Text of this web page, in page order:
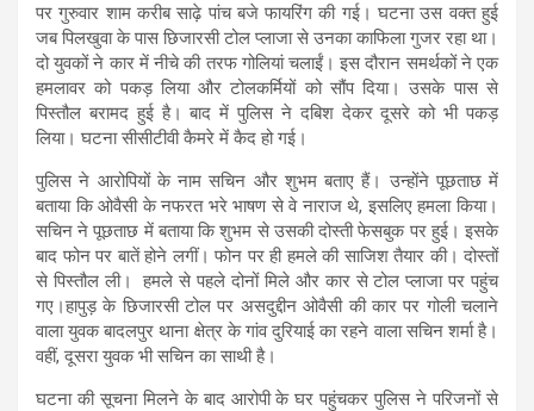
पर गुरुवार शाम करीब साढ़े पांच बजे फायरिंग की गई। घटना उस वक्त हुई
जब पिलखुवा के पास छिजारसी टोल प्लाजा से उनका काफिला गुजर रहा था।
दो युवकों ने कार में नीचे की तरफ गोलियां चलाईं। इस दौरान समर्थकों ने एक
हमलावर को पकड़ लिया और टोलकर्मियों को सौंप दिया। उसके पास से
पिस्तौल बरामद हुई है। बाद में पुलिस ने दबिश देकर दूसरे को भी पकड़
लिया। घटना सीसीटीवी कैमरे में कैद हो गई।
पुलिस ने आरोपियों के नाम सचिन और शुभम बताए हैं। उन्होंने पूछताछ में
बताया कि ओवैसी के नफरत भरे भाषण से वे नाराज थे, इसलिए हमला किया।
सचिन ने पूछताछ में बताया कि शुभम से उसकी दोस्ती फेसबुक पर हुई। इसके
बाद फोन पर बातें होने लगीं। फोन पर ही हमले की साजिश तैयार की। दोस्तों
से पिस्तौल ली। हमले से पहले दोनों मिले और कार से टोल प्लाजा पर पहुंच
गए।हापुड़ के छिजारसी टोल पर असदुद्दीन ओवैसी की कार पर गोली चलाने
वाला युवक बादलपुर थाना क्षेत्र के गांव दुरियाई का रहने वाला सचिन शर्मा है।
वहीं, दूसरा युवक भी सचिन का साथी है।
घटना की सूचना मिलने के बाद आरोपी के घर पहुंचकर पुलिस ने परिजनों से